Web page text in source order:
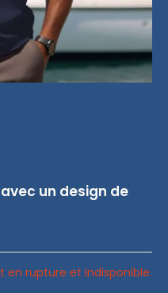
un design de
rupture et indisponible.